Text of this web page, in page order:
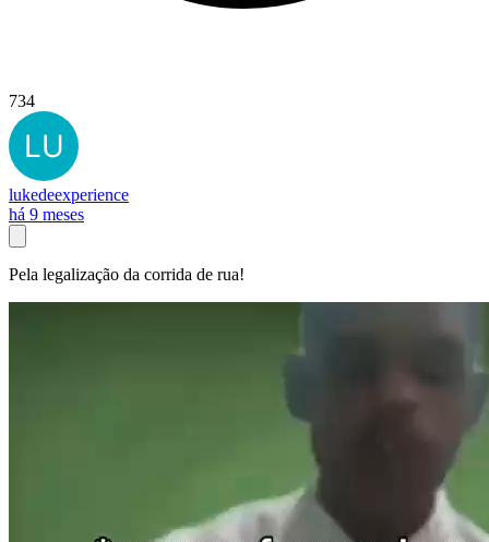
734
lukedeexperience
há 9 meses
Pela legalização da corrida de rua!